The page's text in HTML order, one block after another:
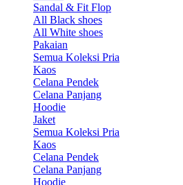
Sandal & Fit Flop
All Black shoes
All White shoes
Pakaian
Semua Koleksi Pria
Kaos
Celana Pendek
Celana Panjang
Hoodie
Jaket
Semua Koleksi Pria
Kaos
Celana Pendek
Celana Panjang
Hoodie